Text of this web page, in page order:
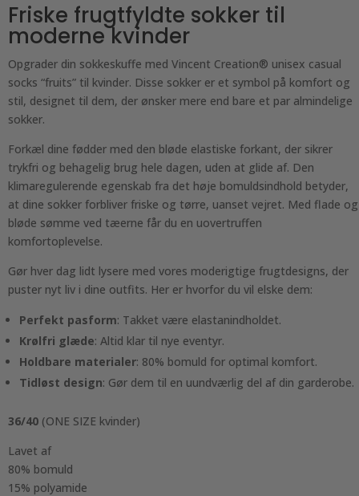
Friske frugtfyldte sokker til
moderne kvinder
Opgrader din sokkeskuffe med Vincent Creation® unisex casual
socks “fruits” til kvinder. Disse sokker er et symbol på komfort og
stil, designet til dem, der ønsker mere end bare et par almindelige
sokker.
Forkæl dine fødder med den bløde elastiske forkant, der sikrer
trykfri og behagelig brug hele dagen, uden at glide af. Den
klimaregulerende egenskab fra det høje bomuldsindhold betyder,
at dine sokker forbliver friske og tørre, uanset vejret. Med flade og
bløde sømme ved tæerne får du en uovertruffen
komfortoplevelse.
Gør hver dag lidt lysere med vores moderigtige frugtdesigns, der
puster nyt liv i dine outfits. Her er hvorfor du vil elske dem:
Perfekt pasform: Takket være elastanindholdet.
Krølfri glæde: Altid klar til nye eventyr.
Holdbare materialer: 80% bomuld for optimal komfort.
Tidløst design: Gør dem til en uundværlig del af din garderobe.
36/40 (ONE SIZE kvinder)
Lavet af
80% bomuld
15% polyamide